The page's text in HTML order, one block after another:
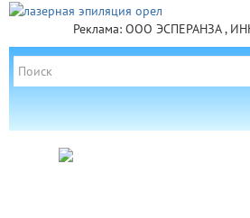
Реклама: ООО ЭСПЕРАНЗА ,